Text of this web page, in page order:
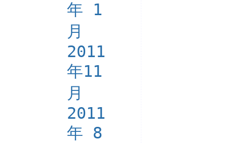
年 1
月
2011
年11
月
2011
年 8